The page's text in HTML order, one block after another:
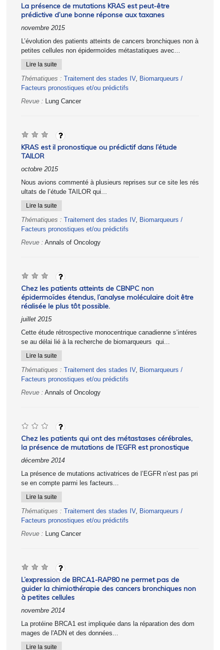
La présence de mutations KRAS est peut-être
prédictive d’une bonne réponse aux taxanes
novembre 2015
L’évolution des patients atteints de cancers bronchiques non à
petites cellules non épidermoïdes métastatiques avec...
Lire la suite
Thématiques : Traitement des stades IV, Biomarqueurs /
Facteurs pronostiques et/ou prédictifs
Revue : Lung Cancer
KRAS est il pronostique ou prédictif dans l’étude
TAILOR
octobre 2015
Nous avions commenté à plusieurs reprises sur ce site les rés
ultats de l’étude TAILOR qui...
Lire la suite
Thématiques : Traitement des stades IV, Biomarqueurs /
Facteurs pronostiques et/ou prédictifs
Revue : Annals of Oncology
Chez les patients atteints de CBNPC non
épidermoïdes étendus, l’analyse moléculaire doit être
réalisée le plus tôt possible.
juillet 2015
Cette étude rétrospective monocentrique canadienne s’intéres
se au délai lié à la recherche de biomarqueurs qui...
Lire la suite
Thématiques : Traitement des stades IV, Biomarqueurs /
Facteurs pronostiques et/ou prédictifs
Revue : Annals of Oncology
Chez les patients qui ont des métastases cérébrales,
la présence de mutations de l’EGFR est pronostique
décembre 2014
La présence de mutations activatrices de l’EGFR n’est pas pri
se en compte parmi les facteurs...
Lire la suite
Thématiques : Traitement des stades IV, Biomarqueurs /
Facteurs pronostiques et/ou prédictifs
Revue : Lung Cancer
L’expression de BRCA1-RAP80 ne permet pas de
guider la chimiothérapie des cancers bronchiques non
à petites cellules
novembre 2014
La protéine BRCA1 est impliquée dans la réparation des dom
mages de l'ADN et des données...
Lire la suite